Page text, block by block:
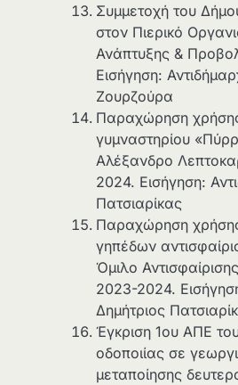
Συμμετοχή του
στον Πιερικό
Ανάπτυξης &
Εισήγηση:
Ζουρζούρα
Παραχώρηση
γυμναστηρίου
Αλέξανδρο
2024. Εισήγηση:
Πατσιαρίκας
Παραχώρηση
γηπέδων
Όμιλο
2023-2024.
Δημήτριος
Έγκριση 1ου ΑΠΕ
οδοποιίας σε
μεταποίησης